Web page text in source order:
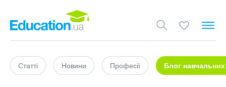
Статті Новини Професії Блог навчальних